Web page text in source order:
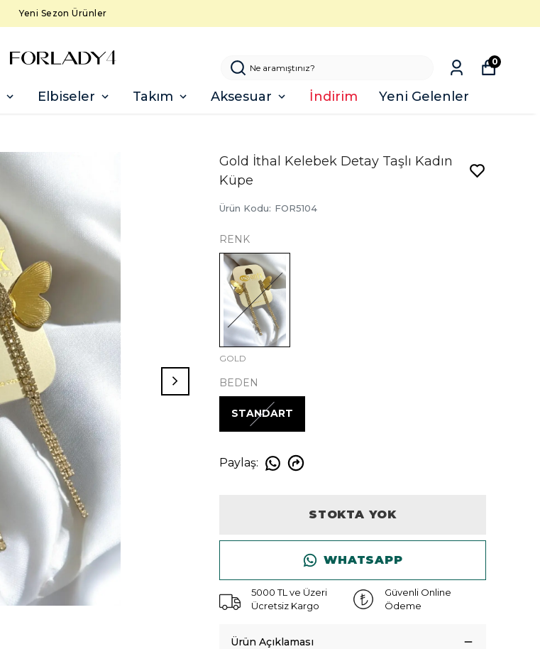
Yeni Sezon Ürünler
Elbiseler Takım Aksesuar İndirim Yeni Gelenler
0
Gold İthal Kelebek Detay Taşlı Kadın
Küpe
Ürün Kodu: FOR5104
RENK
GOLD
BEDEN
STANDART
Paylaş:
STOKTA YOK
WHATSAPP
5000 TL ve Üzeri
Ücretsiz Kargo
Güvenli Online
Ödeme
Ürün Açıklaması